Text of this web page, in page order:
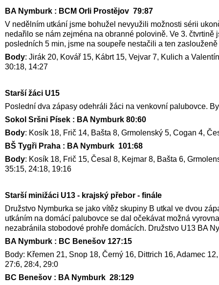
BA Nymburk : BCM Orli Prostějov 79:87
V nedělním utkání jsme bohužel nevyužili možnosti sérii
nedařilo se nám zejména na obranné polovině. Ve 3.
posledních 5 min, jsme na soupeře nestačili a ten
Body: Jirák 20, Kovář 15, Kábrt 15, Vejvar 7, Kulich a
30:18, 14:27
Starší žáci U15
Poslední dva zápasy odehráli žáci na venkovní palubovce.
Sokol Sršni Písek : BA Nymburk 80:60
Body: Kosík 18, Frič 14, Bašta 8, Grmolenský 5, Cogan 4,
BŠ Tygři Praha : BA Nymburk 101:68
Body: Kosík 18, Frič 15, Česal 8, Kejmar 8, Bašta 6,
35:15, 24:18, 19:16
Starší minižáci U13 - krajský přebor - finále
Družstvo Nymburka se jako vítěz skupiny B utkal ve dvou
utkáním na domácí palubovce se dal očekávat možná
nezabránila stobodové prohře domácích. Družstvo U13 BA
BA Nymburk : BC Benešov 127:15
Body: Křemen 21, Snop 18, Černý 16, Dittrich 16, Adamec
27:6, 28:4, 29:0
BC Benešov : BA Nymburk 28:129